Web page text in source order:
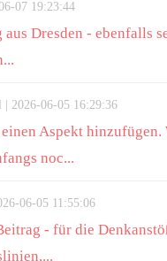
07 19:23:44
Dresden - ebenfalls
| 2026-06-05 16:29:36
Aspekt hinzufügen.
noc...
06-05 11:55:06
- für die